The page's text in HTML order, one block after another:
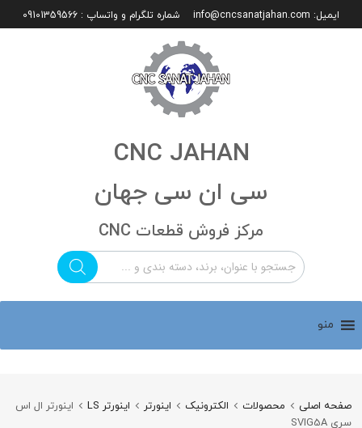
ایمیل: info@cncsanatjahan.com شماره تلگرام و واتساپ : 09101359566
CNC JAHAN
سی ان سی جهان
مرکز فروش قطعات CNC
منو
صفحه اصلی محصولات الکترونیک اینورتر اینورتر LS
اینورتر ال اس
سری SVIG5A